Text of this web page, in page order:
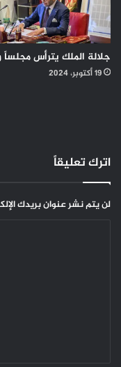
جلالة الملك يترأس مجلساً
19 أكتوبر، 2024
اترك تعليقاً
لن يتم نشر عنوان بريدك